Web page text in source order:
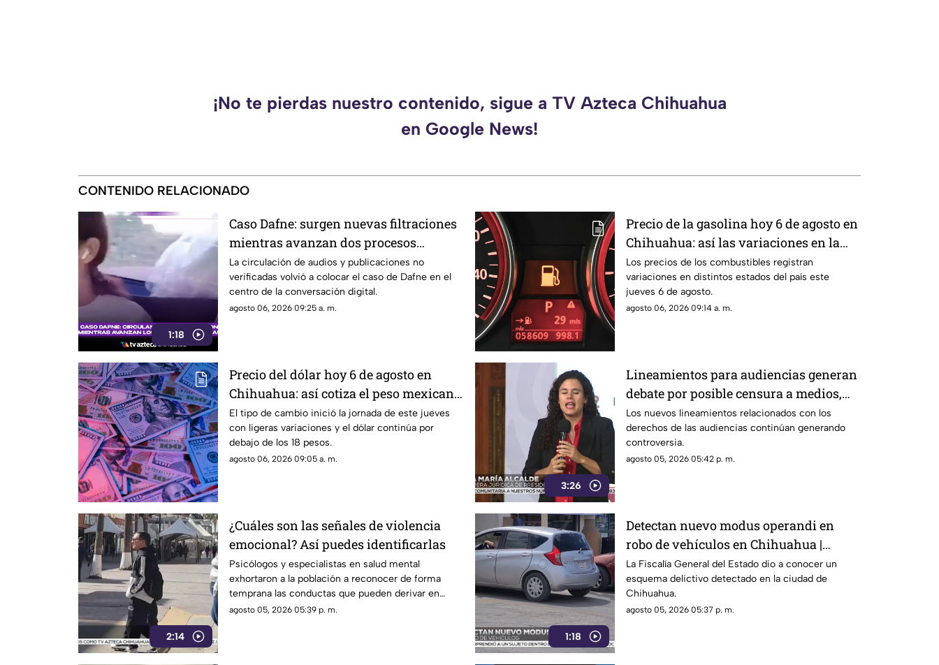
¡No te pierdas nuestro contenido, sigue a TV Azteca Chihuahua
en Google News!
CONTENIDO RELACIONADO
1:18
Caso Dafne: surgen nuevas filtraciones
mientras avanzan dos procesos
judiciales distintos
La circulación de audios y publicaciones no
verificadas volvió a colocar el caso de Dafne en el
centro de la conversación digital.
agosto 06, 2026 09:25 a. m.
Precio de la gasolina hoy 6 de agosto en
Chihuahua: así las variaciones en la
entidad
Los precios de los combustibles registran
variaciones en distintos estados del país este
jueves 6 de agosto.
agosto 06, 2026 09:14 a. m.
Precio del dólar hoy 6 de agosto en
Chihuahua: así cotiza el peso mexicano
frente a la divisa estadounidense
El tipo de cambio inició la jornada de este jueves
con ligeras variaciones y el dólar continúa por
debajo de los 18 pesos.
agosto 06, 2026 09:05 a. m.
3:26
Lineamientos para audiencias generan
debate por posible censura a medios,
según críticas
Los nuevos lineamientos relacionados con los
derechos de las audiencias continúan generando
controversia.
agosto 05, 2026 05:42 p. m.
2:14
¿Cuáles son las señales de violencia
emocional? Así puedes identificarlas
Psicólogos y especialistas en salud mental
exhortaron a la población a reconocer de forma
temprana las conductas que pueden derivar en
violencia emocional.
agosto 05, 2026 05:39 p. m.
1:18
Detectan nuevo modus operandi en
robo de vehículos en Chihuahua |
VIDEO
La Fiscalía General del Estado dio a conocer un
esquema delictivo detectado en la ciudad de
Chihuahua.
agosto 05, 2026 05:37 p. m.